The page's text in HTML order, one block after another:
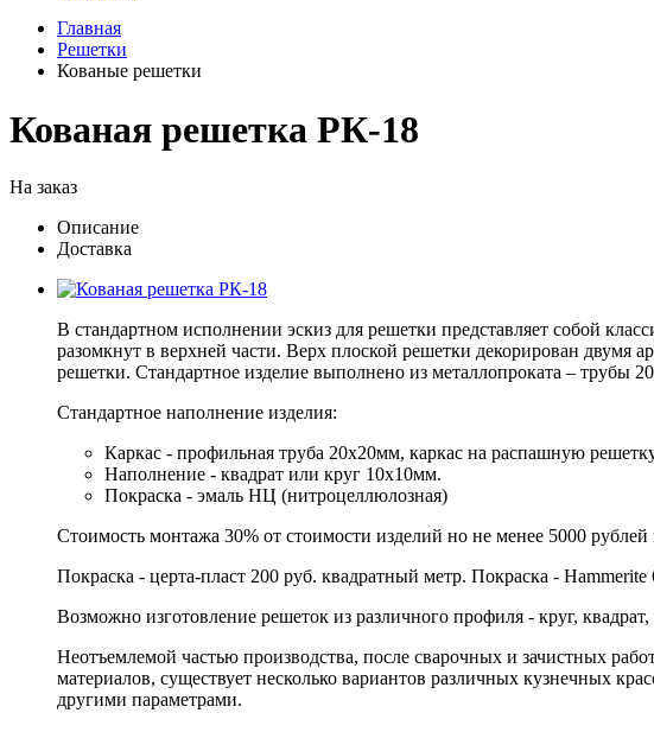
Главная
Решетки
Кованые решетки
Кованая решетка РК-18
На заказ
Описание
Доставка
В стандартном исполнении эскиз для решетки представляет собой
разомкнут в верхней части. Верх плоской решетки декорирован
решетки. Стандартное изделие выполнено из металлопроката –
Стандартное наполнение изделия:
Каркас - профильная труба 20х20мм, каркас на распашную
Наполнение - квадрат или круг 10х10мм.
Покраска - эмаль НЦ (нитроцеллюлозная)
Стоимость монтажа 30% от стоимости изделий но не менее 5000
Покраска - церта-пласт 200 руб. квадратный метр. Покраска -
Возможно изготовление решеток из различного профиля - круг,
Неотъемлемой частью производства, после сварочных и зачистных
материалов, существует несколько вариантов различных кузнечных
другими параметрами.